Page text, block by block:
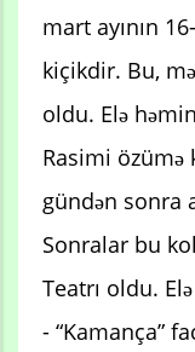
mart ayının
kiçikdir. Bu,
oldu. Elə
Rasimi
gündən sonra
Sonralar bu
Teatrı oldu.
- “Kamança”